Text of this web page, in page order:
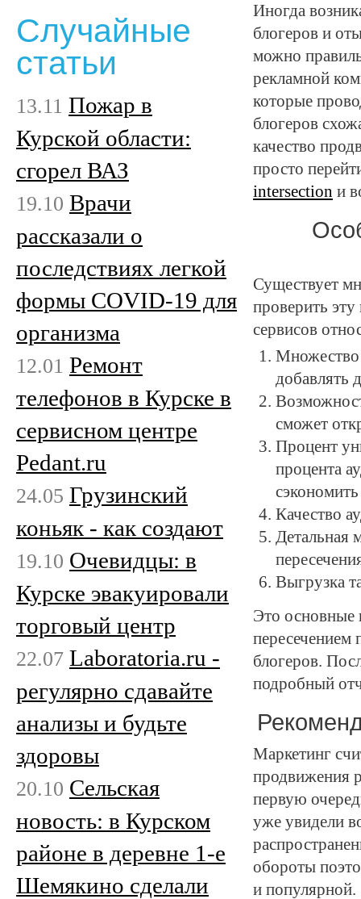
Иногда
блогеров и
можно
рекламной
которые
блогеров
качество
просто
intersection и
Существует
проверить
сервисов
Множество
добавлять
сможет
Процент
процента
Качество
Детальная
Выгрузка
Это основные
пересечением
блогеров.
подробный
Маркетинг
продвижения
первую
уже увидели
обороты
и популярной.
Случайные
статьи
13.11 Пожар в
Курской области:
сгорел ВАЗ
19.10 Врачи
рассказали о
последствиях легкой
формы COVID-19 для
организма
12.01 Ремонт
телефонов в Курске в
сервисном центре
Pedant.ru
24.05 Грузинский
коньяк - как создают
19.10 Очевидцы: в
Курске эвакуировали
торговый центр
22.07 Laboratoria.ru -
регулярно сдавайте
анализы и будьте
здоровы
20.10 Сельская
новость: в Курском
районе в деревне 1-е
Шемякино сделали